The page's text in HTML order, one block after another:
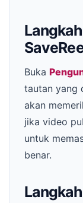
Buka
tautan yang
akan
jika video
untuk
benar.